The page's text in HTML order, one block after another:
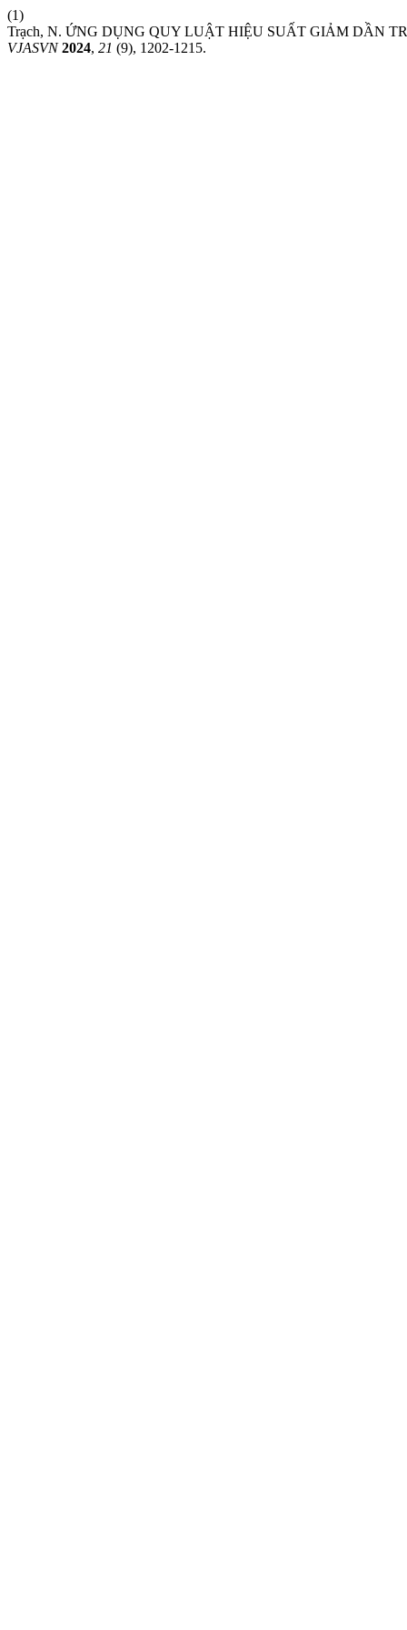
(1)
Trạch, N. ỨNG DỤNG QUY LUẬT HIỆU SUẤT GIẢM DẦN
VJASVN 2024, 21 (9), 1202-1215.